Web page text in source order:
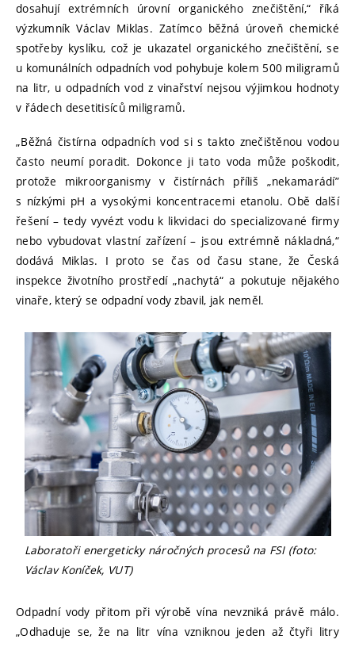
dosahují extrémních úrovní organického znečištění,“ říká
výzkumník Václav Miklas. Zatímco běžná úroveň chemické
spotřeby kyslíku, což je ukazatel organického znečištění, se
u komunálních odpadních vod pohybuje kolem 500 miligramů
na litr, u odpadních vod z vinařství nejsou výjimkou hodnoty
v řádech desetitisíců miligramů.
„Běžná čistírna odpadních vod si s takto znečištěnou vodou
často neumí poradit. Dokonce ji tato voda může poškodit,
protože mikroorganismy v čistírnách příliš „nekamarádí”
s nízkými pH a vysokými koncentracemi etanolu. Obě další
řešení – tedy vyvézt vodu k likvidaci do specializované firmy
nebo vybudovat vlastní zařízení – jsou extrémně nákladná,“
dodává Miklas. I proto se čas od času stane, že Česká
inspekce životního prostředí „nachytá“ a pokutuje nějakého
vinaře, který se odpadní vody zbavil, jak neměl.
Laboratoři energeticky náročných procesů na FSI (foto:
Václav Koníček, VUT)
Odpadní vody přitom při výrobě vína nevzniká právě málo.
„Odhaduje se, že na litr vína vzniknou jeden až čtyři litry